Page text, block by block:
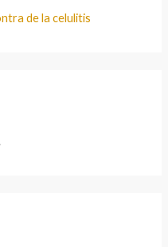
de la celulitis